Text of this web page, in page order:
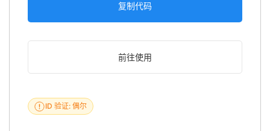
复制代码
前往使用
ID 验证: 偶尔